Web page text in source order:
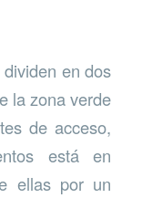
en dos
la zona verde
de acceso,
está en
ellas por un